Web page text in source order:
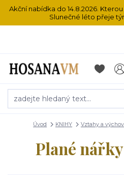
Akční nabídka do 14.8.2026.
Slunečné léto přeje
Úvod KNIHY Vztahy a
Plané